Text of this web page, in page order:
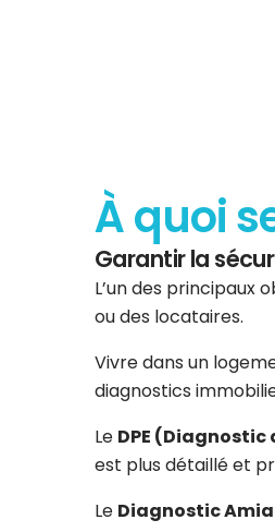
À quoi
Garantir la
L’un des principaux
ou des locataires.
Vivre dans un
diagnostics
Le DPE
est plus détaillé et
Le Diagnostic